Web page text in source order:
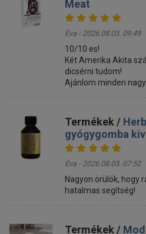
Meat
Éva - 2026.08.03. 09:49
10/10 es!
Két Amerika Akita
dicsérni tudom!
Ajánlom minden
Termékek /
gyógygomba
Éva - 2026.08.03. 07:52
Nagyon örülök, hogy
hatalmas segítség!
Termékek /